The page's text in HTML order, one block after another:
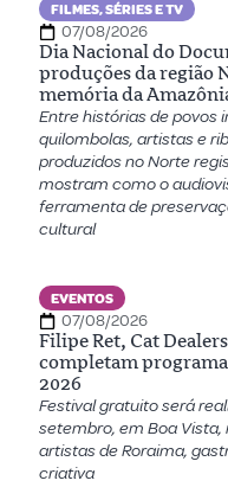
FILMES, SÉRIES E TV
07/08/2026
Dia Nacional do
produções da região
memória da
Entre histórias de povos
quilombolas, artistas e
produzidos no Norte
mostram como o
ferramenta de
cultural
EVENTOS
07/08/2026
Filipe Ret, Cat
completam
2026
Festival gratuito será
setembro, em Boa
artistas de Roraima,
criativa